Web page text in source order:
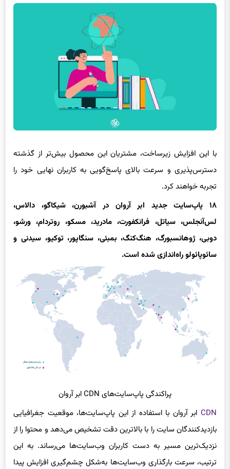
با این افزایش زیرساخت، مشتریان این محصول بیش‌تر از گذشته
دسترس‌پذیری و سرعت بالای پاسخ‌گویی به کاربران نهایی خود را
تجربه خواهند کرد.
۱۸ پاپ‌سایت جدید ابر آروان در آشبورن، شیکاگو، دالاس،
لس‌آنجلس، سیاتل، فرانکفورت، مادرید، مسکو، روتردام، ورشو،
دوبی، ژوهانسبورگ، هنگ‌کنگ، بمبئی، سنگاپور، توکیو، سیدنی و
سائوپائولو راه‌اندازی شده است.
پراکندگی پاپ‌سایت‌های CDN ابر آروان
CDN ابر آروان با استفاده از این پاپ‌سایت‌ها، موقعیت جغرافیایی
بازدیدکنندگان سایت را با بالاترین دقت تشخیص می‌دهد و محتوا را از
نزدیک‌ترین مسیر به دست‌ کاربران وب‌سایت‌ها می‌رساند. به این
ترتیب، سرعت بارگذاری وب‌سایت‌ها به‌شکل چشم‌گیری افزایش پیدا